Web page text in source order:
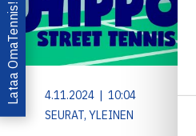
4.11.2024 | 10:04
SEURAT, YLEINEN
Lataa OmaTennis!